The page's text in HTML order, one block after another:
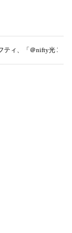
ティ、「＠nifty光 3年